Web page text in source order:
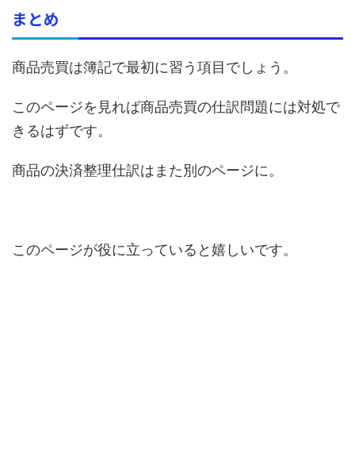
まとめ
商品売買は簿記で最初に習う項目でしょう。
このページを見れば商品売買の仕訳問題には対処で
きるはずです。
商品の決済整理仕訳はまた別のページに。
このページが役に立っていると嬉しいです。